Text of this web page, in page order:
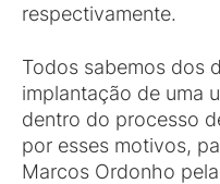
respectivamente.
Todos sabemos dos
implantação de uma
dentro do processo
por esses motivos,
Marcos Ordonho